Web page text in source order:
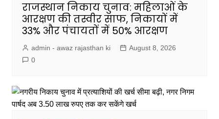
राजस्थान निकाय चुनाव: महिलाओं के
आरक्षण की तस्वीर साफ, निकायों में
33% और पंचायतों में 50% आरक्षण
admin - awaz rajasthan ki
August 8, 2026
0